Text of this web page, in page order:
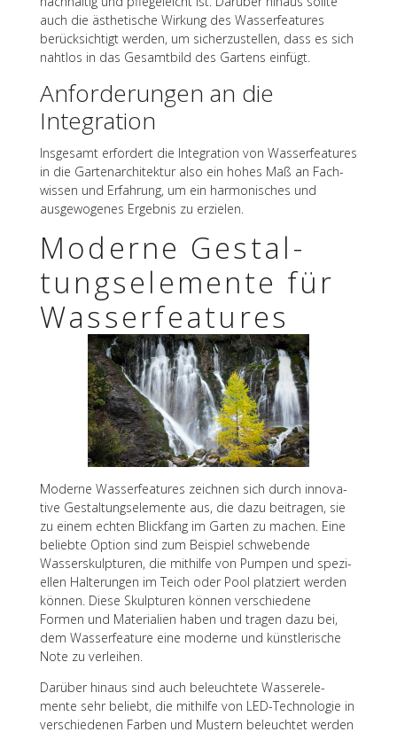
auch die ästhe­ti­sche Wirkung des Wasser­fea­tures
berück­sich­tigt werden, um sicher­zu­stel­len, dass es sich
naht­los in das Gesamt­bild des Gartens einfügt.
Anfor­de­run­gen an die
Integration
Insge­samt erfor­dert die Inte­gra­tion von Wasser­fea­tures
in die Garten­ar­chi­tek­tur also ein hohes Maß an Fach­
wis­sen und Erfah­rung, um ein harmo­ni­sches und
ausge­wo­ge­nes Ergeb­nis zu erzielen.
Moderne Gestal­
tungs­ele­mente für
Wasserfeatures
Moderne Wasser­fea­tures zeich­nen sich durch inno­va­
tive Gestal­tungs­ele­mente aus, die dazu beitra­gen, sie
zu einem echten Blick­fang im Garten zu machen. Eine
beliebte Option sind zum Beispiel schwe­bende
Wasser­skulp­tu­ren, die mithilfe von Pumpen und spezi­
el­len Halte­run­gen im Teich oder Pool plat­ziert werden
können. Diese Skulp­tu­ren können verschie­dene
Formen und Mate­ria­lien haben und tragen dazu bei,
dem Wasser­fea­ture eine moderne und künst­le­ri­sche
Note zu verleihen.
Darüber hinaus sind auch beleuch­tete Wasser­ele­
mente sehr beliebt, die mithilfe von LED-Tech­no­lo­gie in
verschie­de­nen Farben und Mustern beleuch­tet werden